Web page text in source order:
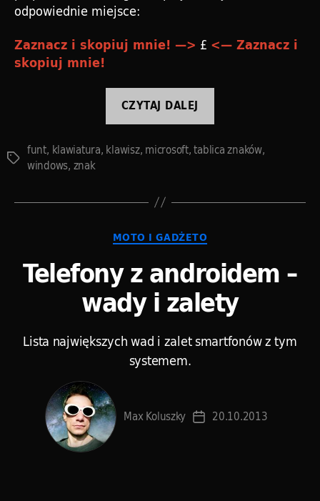
odpowiednie miejsce:
Zaznacz i skopiuj mnie! —> £ <— Zaznacz i
skopiuj mnie!
CZYTAJ DALEJ
funta
Tagi funt, klawiatura, klawisz, microsoft,tablica znaków,
windows, znak
Kategorie
MOTO I GADŻETO
Telefony z androidem –
wady i zalety
Lista największych wad i zalet smartfonów z tym
systemem.
Max Koluszky
Data20.10.2013